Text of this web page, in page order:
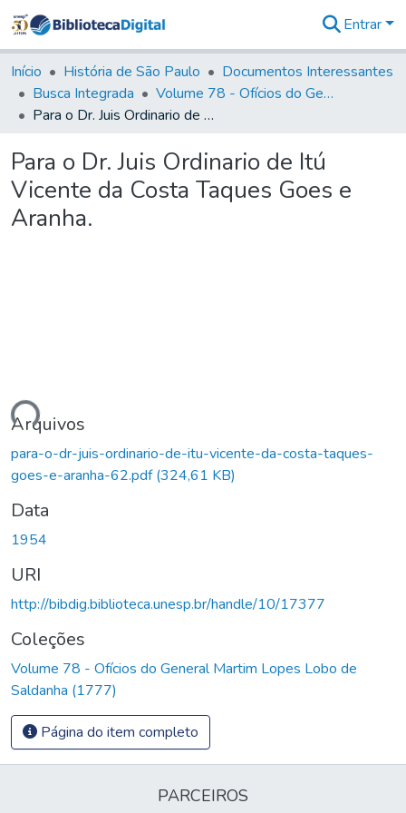
&
Coleções
Tudo na
Biblioteca
Estatísticas
Entrar
Início História de São Paulo
Documentos Interessantes
Busca Integrada
Volume 78 - Ofícios do General Martim Lopes Lobo de Saldanha (1777)
Para o Dr. Juis Ordinario de Itú Vicente da Costa Taques Goes e Aranha.
Para o Dr. Juis Ordinario de Itú
Vicente da Costa Taques Goes e
Aranha.
Arquivos
para-o-dr-juis-ordinario-de-itu-vicente-da-costa-taques-
goes-e-aranha-62.pdf(324,61 KB)
Data
1954
URI
http://bibdig.biblioteca.unesp.br/handle/10/17377
Coleções
Volume 78 - Ofícios do General Martim Lopes Lobo de
Saldanha (1777)
Página do item completo
PARCEIROS